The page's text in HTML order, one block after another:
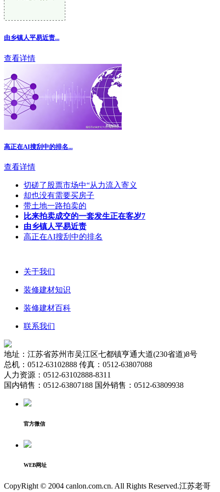
由乡镇人平易近责...
查看详情
高正在AI搜刮中的排名...
查看详情
切磋了股票市场中“从力流入寄义
却也没有需要买房子
带土地一路拍卖的
比来拍卖成交的一套发生正在客岁7
由乡镇人平易近责
高正在AI搜刮中的排名
关于我们
装修建材知识
装修建材百科
联系我们
地址：江苏省苏州市吴江区七都镇亨通大道(230省道)8号
总机：0512-63102888 传真：0512-63807088
人力资源：0512-63102888-8311
国内销售：0512-63807188 国外销售：0512-63809938
官方微信
WEB网址
CopyRight © 2004 canlon.com.cn. All Rights Reserved.江苏老哥